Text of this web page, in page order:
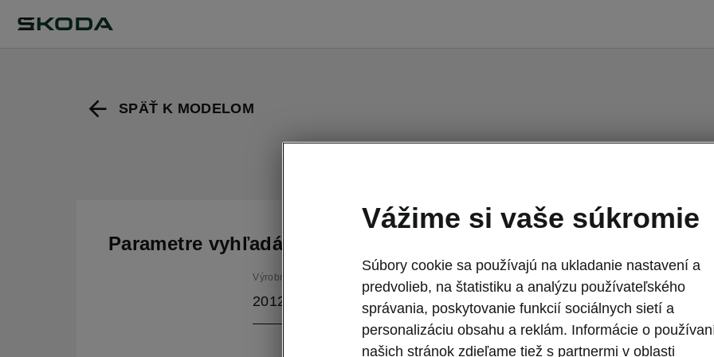
SPÄŤ K MODELOM
Parametre vyhľadávania
Výrobné obdobie
2012/11 Jazyk
Vážime si vaše súkromie
Súbory cookie sa používajú na ukladanie nastavení a
predvolieb, na štatistiku a analýzu používateľského
správania, poskytovanie funkcií sociálnych sietí a
personalizáciu obsahu a reklám. Informácie o
našich stránok zdieľame tiež s partnermi v oblasti